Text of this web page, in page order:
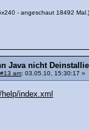
- angeschaut 18492 Mal.)
Java nicht
am: 03.05.10, 15:30:17 »
index.xml